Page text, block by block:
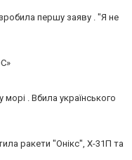
першу заяву . "Я не
. Вбила українського
ракети "Онікс", Х-31П та